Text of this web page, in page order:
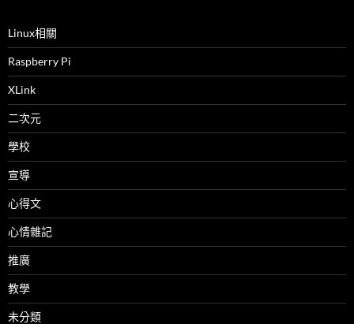
Linux相關
Raspberry Pi
XLink
二次元
學校
宣導
心得文
心情雜記
推廣
教學
未分類